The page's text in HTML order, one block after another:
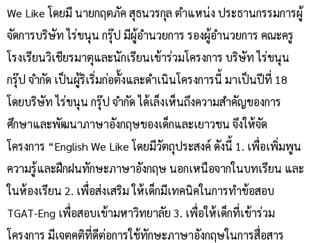
We Like โดยมี นายกฤตภัค สุธนวรกุล ตําแหน่ง ประธานกรรมการผู้
จัดการบริษัท ไร่ขนุน กรุ๊ป มีผู้อํานวยการ รองผู้อํานวยการ คณะครู
โรงเรียนวิเชียรมาตุและนักเรียนเข้าร่วมโครงการ บริษัท ไร่ขนุน
กรุ๊ป จํากัด เป็นผู้ริเริ่มก่อตั้งและดําเนินโครงการนี้ มาเป็นปีที่ 18
โดยบริษัท ไร่ขนุน กรุ๊ป จํากัด ได้เล็งเห็นถึงความสําคัญของการ
ศึกษาและพัฒนาภาษาอังกฤษของเด็กและเยาวชน จึงให้จัด
โครงการ “English We Like โดยมีวัตถุประสงค์ ดังนี้ 1. เพื่อเพิ่มพูน
ความรู้และฝึกฝนทักษะภาษาอังกฤษ นอกเหนือจากในบทเรียน และ
ในห้องเรียน 2. เพื่อส่งเสริม ให้เด็กมีเทคนิคในการทําข้อสอบ
TGAT-Eng เพื่อสอบเข้ามหาวิทยาลัย 3. เพื่อให้เด็กที่เข้าร่วม
โครงการ มีเจตคติที่ดีต่อการใช้ทักษะภาษาอังกฤษในการสื่อสาร